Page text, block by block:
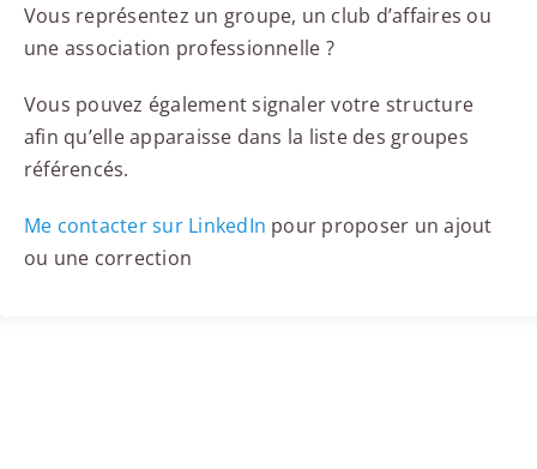
Vous représentez un groupe, un club d’affaires ou
une association professionnelle ?
Vous pouvez également signaler votre structure
afin qu’elle apparaisse dans la liste des groupes
référencés.
Me contacter sur LinkedIn pour proposer un ajout
ou une correction